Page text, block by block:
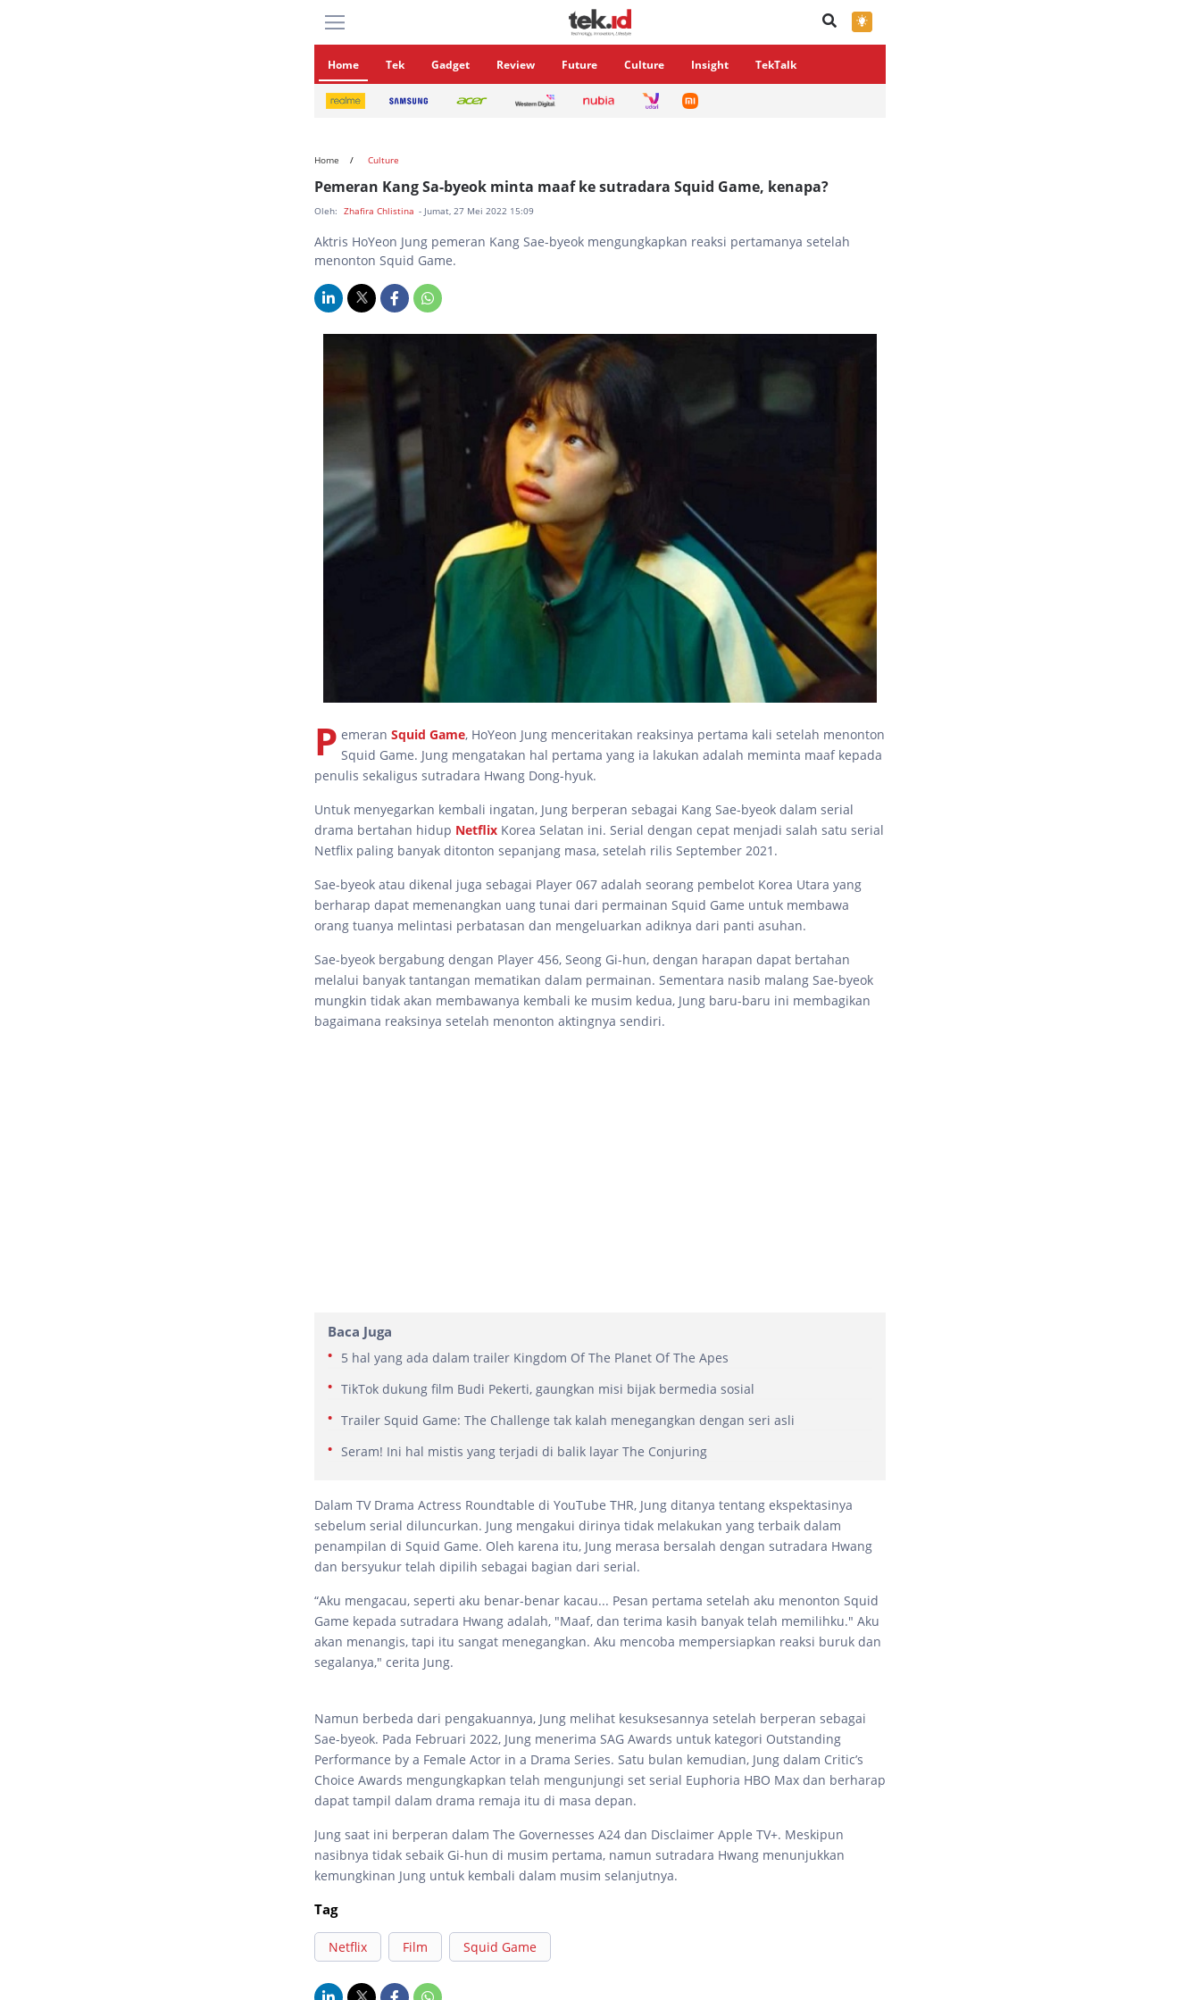
×
Home Tek Gadget Review Future Culture Insight TekTalk
Home Culture
Pemeran Kang Sa-byeok minta maaf ke sutradara Squid Game, kenapa?
Oleh: Zhafira Chlistina - Jumat, 27 Mei 2022 15:09
Aktris HoYeon Jung pemeran Kang Sae-byeok mengungkapkan reaksi pertamanya setelah
menonton Squid Game.
P emeran Squid Game, HoYeon Jung menceritakan reaksinya pertama kali setelah menonton
Squid Game. Jung mengatakan hal pertama yang ia lakukan adalah meminta maaf kepada
penulis sekaligus sutradara Hwang Dong-hyuk.
Untuk menyegarkan kembali ingatan, Jung berperan sebagai Kang Sae-byeok dalam serial
drama bertahan hidup Netflix Korea Selatan ini. Serial dengan cepat menjadi salah satu serial
Netflix paling banyak ditonton sepanjang masa, setelah rilis September 2021.
Sae-byeok atau dikenal juga sebagai Player 067 adalah seorang pembelot Korea Utara yang
berharap dapat memenangkan uang tunai dari permainan Squid Game untuk membawa
orang tuanya melintasi perbatasan dan mengeluarkan adiknya dari panti asuhan.
Sae-byeok bergabung dengan Player 456, Seong Gi-hun, dengan harapan dapat bertahan
melalui banyak tantangan mematikan dalam permainan. Sementara nasib malang Sae-byeok
mungkin tidak akan membawanya kembali ke musim kedua, Jung baru-baru ini membagikan
bagaimana reaksinya setelah menonton aktingnya sendiri.
Baca Juga
5 hal yang ada dalam trailer Kingdom Of The Planet Of The Apes
TikTok dukung film Budi Pekerti, gaungkan misi bijak bermedia sosial
Trailer Squid Game: The Challenge tak kalah menegangkan dengan seri asli
Seram! Ini hal mistis yang terjadi di balik layar The Conjuring
Dalam TV Drama Actress Roundtable di YouTube THR, Jung ditanya tentang ekspektasinya
sebelum serial diluncurkan. Jung mengakui dirinya tidak melakukan yang terbaik dalam
penampilan di Squid Game. Oleh karena itu, Jung merasa bersalah dengan sutradara Hwang
dan bersyukur telah dipilih sebagai bagian dari serial.
“Aku mengacau, seperti aku benar-benar kacau... Pesan pertama setelah aku menonton Squid
Game kepada sutradara Hwang adalah, "Maaf, dan terima kasih banyak telah memilihku." Aku
akan menangis, tapi itu sangat menegangkan. Aku mencoba mempersiapkan reaksi buruk dan
segalanya," cerita Jung.
Namun berbeda dari pengakuannya, Jung melihat kesuksesannya setelah berperan sebagai
Sae-byeok. Pada Februari 2022, Jung menerima SAG Awards untuk kategori Outstanding
Performance by a Female Actor in a Drama Series. Satu bulan kemudian, Jung dalam Critic’s
Choice Awards mengungkapkan telah mengunjungi set serial Euphoria HBO Max dan berharap
dapat tampil dalam drama remaja itu di masa depan.
Jung saat ini berperan dalam The Governesses A24 dan Disclaimer Apple TV+. Meskipun
nasibnya tidak sebaik Gi-hun di musim pertama, namun sutradara Hwang menunjukkan
kemungkinan Jung untuk kembali dalam musim selanjutnya.
Tag
Netflix Film Squid Game